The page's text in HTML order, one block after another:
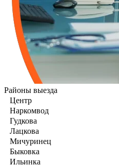
Районы выезда
Центр
Наркомвод
Гудкова
Лацкова
Мичуринец
Быковка
Ильинка